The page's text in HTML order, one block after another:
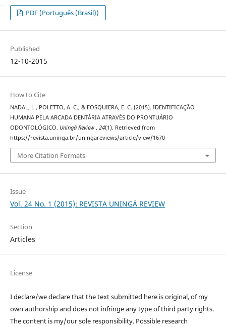
PDF (Português (Brasil))
Published
12-10-2015
How to Cite
NADAL, L., POLETTO, A. C., & FOSQUIERA, E. C. (2015). IDENTIFICAÇÃO
HUMANA PELA ARCADA DENTÁRIA ATRAVÉS DO PRONTUÁRIO
ODONTOLÓGICO. Uningá Review , 24(1). Retrieved from
https://revista.uninga.br/uningareviews/article/view/1670
More Citation Formats
Issue
Vol. 24 No. 1 (2015): REVISTA UNINGÁ REVIEW
Section
Articles
License
I declare/we declare that the text submitted here is original, of my
own authorship and does not infringe any type of third party rights.
The content is my/our sole responsibility. Possible research